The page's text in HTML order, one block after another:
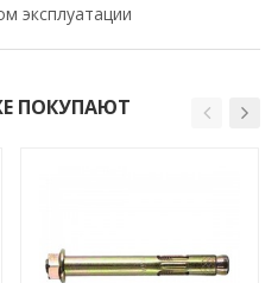
эксплуатации
ПОКУПАЮТ